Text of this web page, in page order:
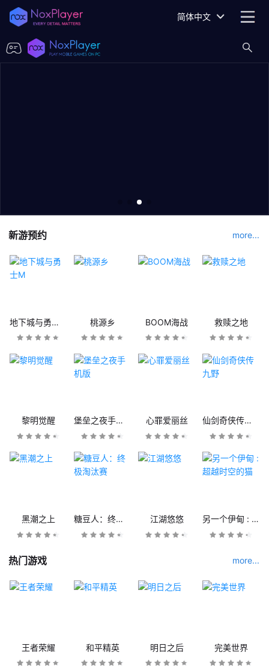
简体中文
新游预约 more...
地下城与勇士M 桃源乡 BOOM海战 救赎之地
黎明觉醒 堡垒之夜手机版 心罪爱丽丝 仙剑奇侠传九野
黑潮之上 糖豆人：终极淘汰赛 江湖悠悠 另一个伊甸 : 超越时空的猫
热门游戏 more...
王者荣耀 和平精英 明日之后 完美世界